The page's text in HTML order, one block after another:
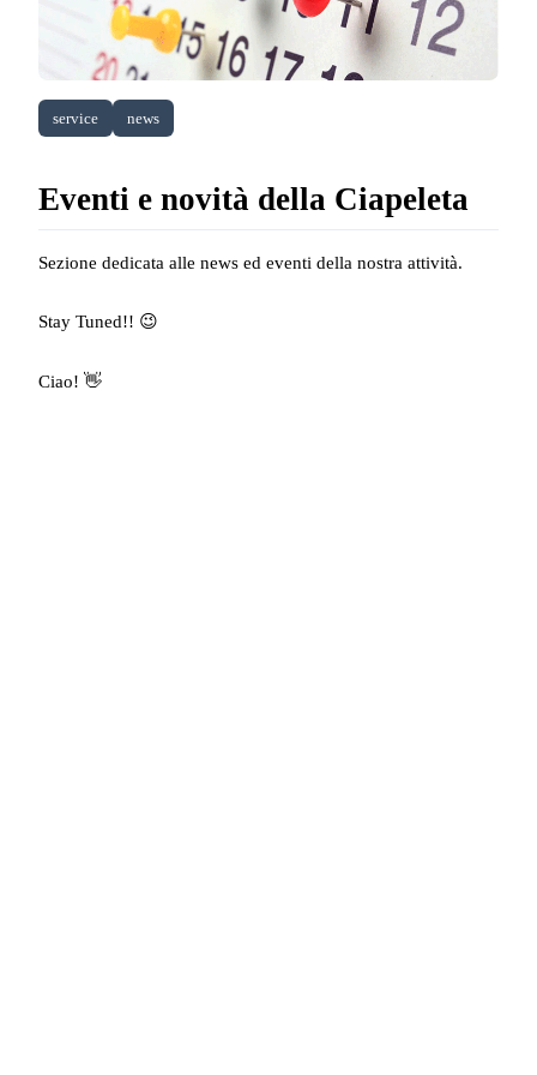
service news
Eventi e novità della Ciapeleta
Sezione dedicata alle news ed eventi della nostra attività.
Stay Tuned!! 😉
Ciao! 👋